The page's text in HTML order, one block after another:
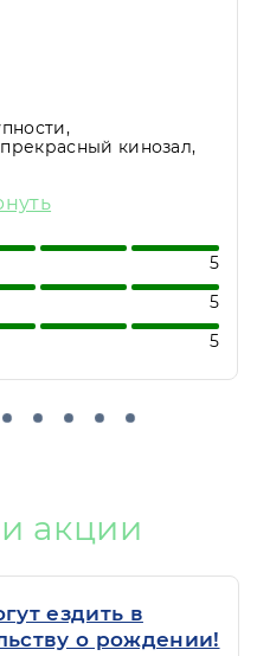
кинозал,
чистые уютные
питание, анимация
на любые
Ванга
Были в конце
Из Уральской
отдых
5
5
5
акции
ездить в
о рождении!